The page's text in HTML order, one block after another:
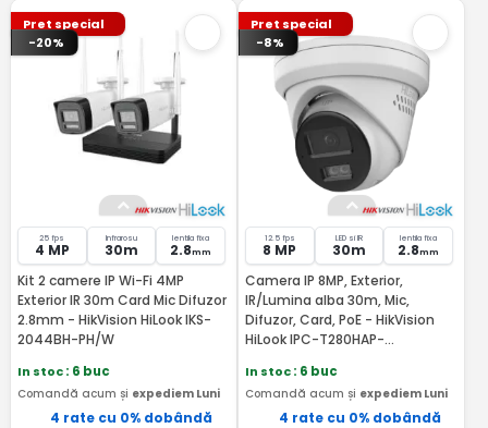
Pret special
-20%
25 fps
4 MP
Infrarosu
30m
lentila fixa
2.8mm
Kit 2 camere IP Wi-Fi 4MP
Exterior IR 30m Card Mic Difuzor
2.8mm - HikVision HiLook IKS-
2044BH-PH/W
In stoc: 6 buc
Comandă acum și expediem Luni
4 rate cu 0% dobândă
Pret special
-8%
12.5 fps
8 MP
LED si IR
30m
lentila fixa
2.8mm
Camera IP 8MP, Exterior,
IR/Lumina alba 30m, Mic,
Difuzor, Card, PoE - HikVision
HiLook IPC-T280HAP-
In stoc: 6 buc
Comandă acum și expediem Luni
4 rate cu 0% dobândă